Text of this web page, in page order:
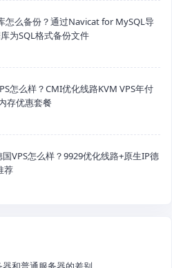
怎么备份？通过Navicat for MySQL导
为SQL格式备份文件
怎么样？CMI优化线路KVM VPS年付
存优惠套餐
VPS怎么样？9929优化线路+原生IP德
荐